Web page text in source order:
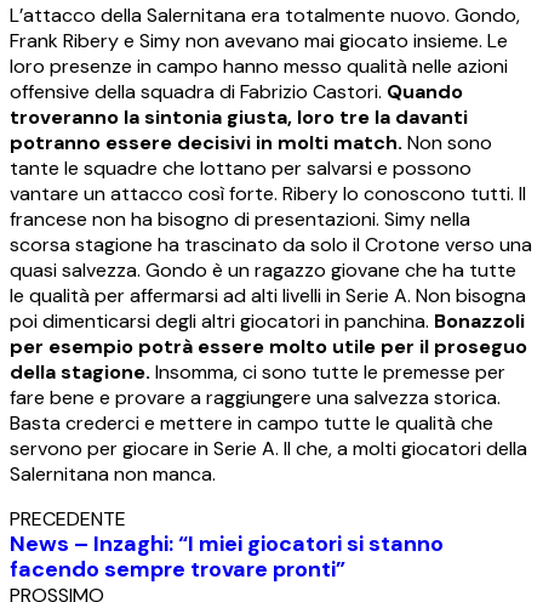
L’attacco della Salernitana era totalmente nuovo. Gondo,
Frank Ribery e Simy non avevano mai giocato insieme. Le
loro presenze in campo hanno messo qualità nelle azioni
offensive della squadra di Fabrizio Castori. Quando
troveranno la sintonia giusta, loro tre la davanti
potranno essere decisivi in molti match. Non sono
tante le squadre che lottano per salvarsi e possono
vantare un attacco così forte. Ribery lo conoscono tutti. Il
francese non ha bisogno di presentazioni. Simy nella
scorsa stagione ha trascinato da solo il Crotone verso una
quasi salvezza. Gondo è un ragazzo giovane che ha tutte
le qualità per affermarsi ad alti livelli in Serie A. Non bisogna
poi dimenticarsi degli altri giocatori in panchina. Bonazzoli
per esempio potrà essere molto utile per il proseguo
della stagione. Insomma, ci sono tutte le premesse per
fare bene e provare a raggiungere una salvezza storica.
Basta crederci e mettere in campo tutte le qualità che
servono per giocare in Serie A. Il che, a molti giocatori della
Salernitana non manca.
PRECEDENTE
News – Inzaghi: “I miei giocatori si stanno
facendo sempre trovare pronti”
PROSSIMO